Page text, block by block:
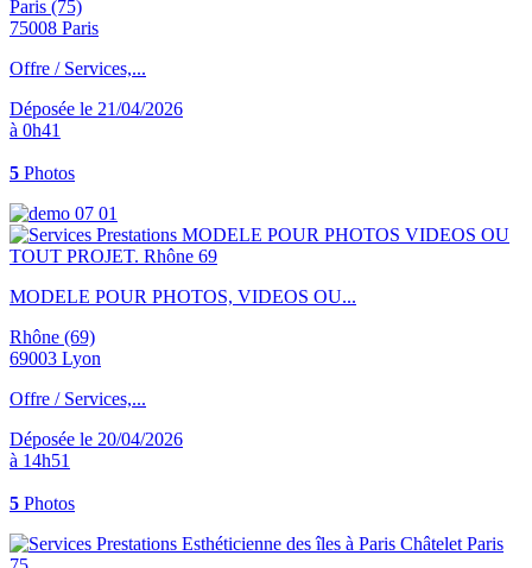
Paris (75)
75008 Paris
Offre / Services,...
Déposée le 21/04/2026
à 0h41
5 Photos
MODELE POUR PHOTOS, VIDEOS OU...
Rhône (69)
69003 Lyon
Offre / Services,...
Déposée le 20/04/2026
à 14h51
5 Photos